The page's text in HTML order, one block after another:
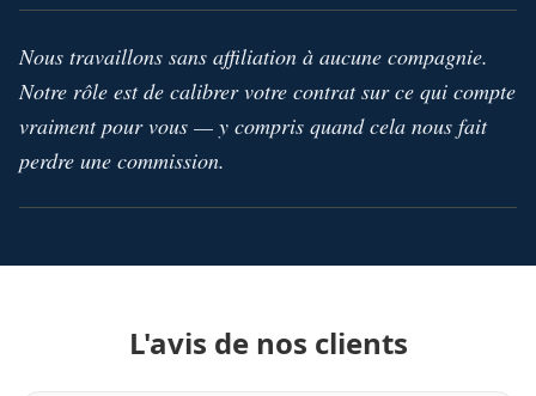
Nous travaillons sans affiliation à aucune compagnie.
Notre rôle est de calibrer votre contrat sur ce qui compte
vraiment pour vous — y compris quand cela nous fait
perdre une commission.
L'avis de nos clients